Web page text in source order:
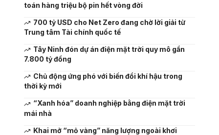
toán hàng triệu bộ pin hết vòng đời
700 tỷ USD cho Net Zero đang chờ lời giải từ
Trung tâm Tài chính quốc tế
Tây Ninh đón dự án điện mặt trời quy mô gần
7.800 tỷ đồng
Chủ động ứng phó với biến đổi khí hậu trong
thời kỳ mới
“Xanh hóa” doanh nghiệp bằng điện mặt trời
mái nhà
Khai mở “mỏ vàng” năng lượng ngoài khơi